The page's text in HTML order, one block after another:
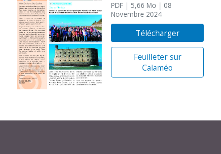
PDF | 5,66 Mo | 08
Novembre 2024
Télécharger
Feuilleter sur
Calaméo